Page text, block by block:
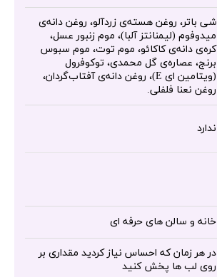
شی باتر، روغن هسته‌ی زردآلو، روغن دانه‌ی
میدوفوم (ليمنانتز آلبا)، موم زنبور عسل،
کره‌ی دانه‌ی کاکائو، موم توت، موم سبوس
برنج، عصاره‌ی گل محمدی، توکوفرول
(ویتامین ای E)، روغن دانه‌ی آفتاب‌گردان،
روغن نعنا فلفلی.
ندارد
خانه و سالن های حرفه ای
در هر زمان که احساس نیاز کردید مقداری بر
روی لب ها پخش کنید